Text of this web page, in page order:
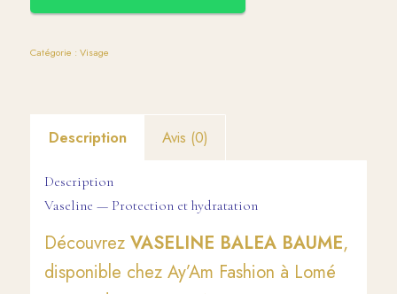
Catégorie : Visage
Description Avis (0)
Description
Vaseline — Protection et hydratation
Découvrez VASELINE BALEA BAUME,
disponible chez Ay’Am Fashion à Lomé